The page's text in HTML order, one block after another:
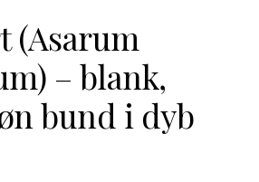
(Asarum
– blank,
bund i dyb